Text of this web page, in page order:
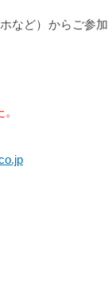
など）からご参加